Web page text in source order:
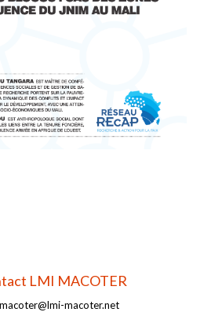
LMI MACOTER
macoter.net